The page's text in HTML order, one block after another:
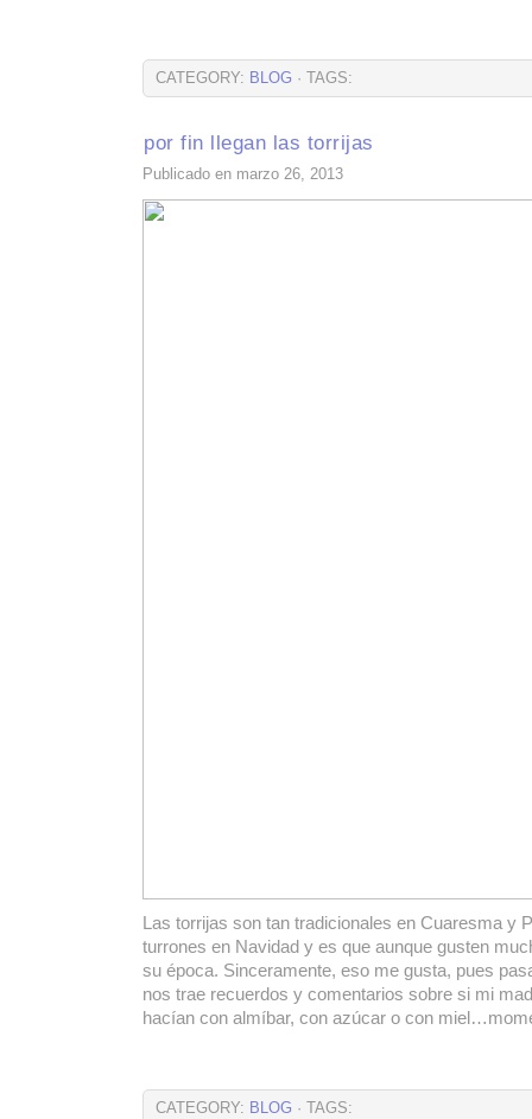
CATEGORY: BLOG · TAGS:
por fin llegan las torrijas
Publicado en marzo 26, 2013
Las torrijas son tan tradicionales en Cuaresma y
turrones en Navidad y es que aunque gusten
su época. Sinceramente, eso me gusta, pues
nos trae recuerdos y comentarios sobre si mi
hacían con almíbar, con azúcar o con
CATEGORY: BLOG · TAGS: